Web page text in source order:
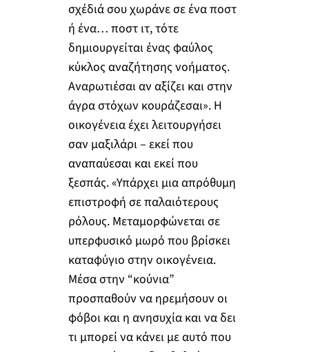
σχέδιά σου χωράνε σε ένα ποστ
ή ένα… ποστ ιτ, τότε
δημιουργείται ένας φαύλος
κύκλος αναζήτησης νοήματος.
Αναρωτιέσαι αν αξίζει και στην
άγρα στόχων κουράζεσαι». Η
οικογένεια έχει λειτουργήσει
σαν μαξιλάρι – εκεί που
αναπαύεσαι και εκεί που
ξεσπάς. «Υπάρχει μια απρόθυμη
επιστροφή σε παλαιότερους
ρόλους. Μεταμορφώνεται σε
υπερφυσικό μωρό που βρίσκει
καταφύγιο στην οικογένεια.
Μέσα στην “κούνια”
προσπαθούν να ηρεμήσουν οι
φόβοι και η ανησυχία και να δει
τι μπορεί να κάνει με αυτό που